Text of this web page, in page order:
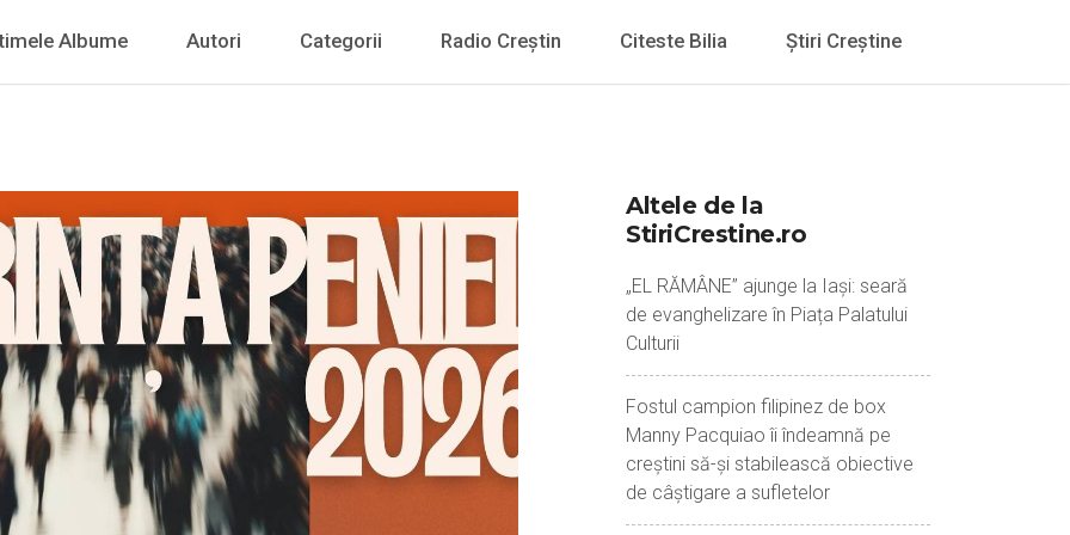
Albume Autori Categorii Radio Creștin Citeste Bilia Știri Creștine
Altele de la
StiriCrestine.ro
„EL RĂMÂNE” ajunge la Iași: seară
de evanghelizare în Piața Palatului
Culturii
Fostul campion filipinez de box
Manny Pacquiao îi îndeamnă pe
creștini să-și stabilească obiective
de câștigare a sufletelor